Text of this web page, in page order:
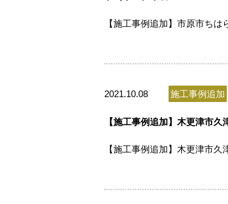
【施工事例追加】市原市ち
2021.10.08 施工事例追加
【施工事例追加】木更津市
【施工事例追加】木更津市